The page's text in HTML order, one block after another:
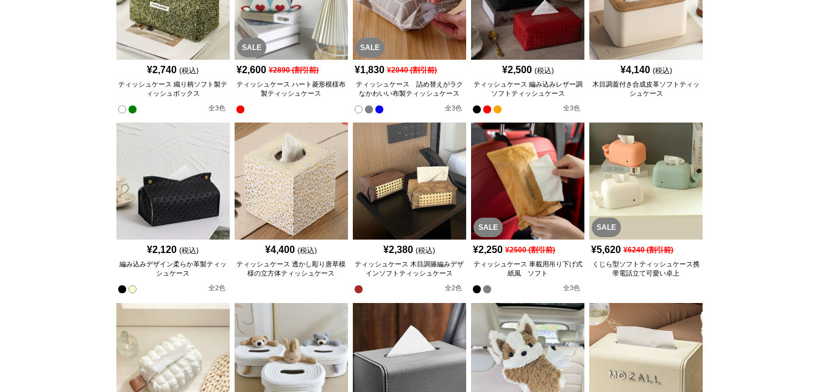
¥2,740 (税込)
ティッシュケース 織り柄ソフト製テ
ィッシュボックス
全3色
SALE
¥2,600 ¥2890(割引前)
ティッシュケース ハート菱形模様布
製ティッシュケース
SALE
¥1,830 ¥2040(割引前)
ティッシュケース 詰め替えがラク
なかわいい布製ティッシュケース
全3色
¥2,500 (税込)
ティッシュケース 編み込みレザー調
ソフトティッシュケース
全3色
¥4,140 (税込)
木目調蓋付き合成皮革ソフトティッ
シュケース
¥2,120 (税込)
編み込みデザイン柔らか革製ティッ
シュケース
全2色
¥4,400 (税込)
ティッシュケース 透かし彫り唐草模
様の立方体ティッシュケース
¥2,380 (税込)
ティッシュケース 木目調籐編みデザ
インソフトティッシュケース
全2色
SALE
¥2,250 ¥2500(割引前)
ティッシュケース 車載用吊り下げ式
紙風 ソフト
全3色
SALE
¥5,620 ¥6240(割引前)
くじら型ソフトティッシュケース携
帯電話立て可愛い卓上